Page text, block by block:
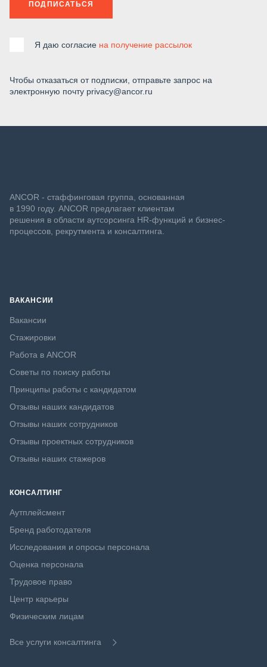
ПОДПИСАТЬСЯ
Я даю согласие на получение рассылок
Чтобы отказаться от подписки, отправьте запрос на
электронную почту privacy@ancor.ru
ANCOR - стаффинговая группа, основанная
в 1990 году. ANCOR предлагает клиентам
решения в области аутсорсинга HR-функций и бизнес-
процессов, рекрутмента и консалтинга.
ВАКАНСИИ
Вакансии
Стажировки
Работа в ANCOR
Советы по поиску работы
Принципы работы с кандидатом
Отзывы наших кандидатов
Отзывы наших сотрудников
Отзывы проектных сотрудников
Отзывы наших стажеров
КОНСАЛТИНГ
Аутплейсмент
Бренд работодателя
Исследования и опросы персонала
Оценка персонала
Трудовое право
Центр карьеры
Физическим лицам
Все услуги консалтинга